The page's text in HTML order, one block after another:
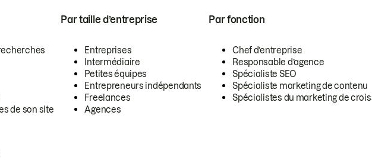
de son site
Par taille d’entreprise
Entreprises
Intermédiaire
Petites équipes
Entrepreneurs indépendants
Freelances
Agences
Par fonction
Chef d’entreprise
Responsable d’agence
Spécialiste SEO
Spécialiste marketing de contenu
Spécialistes du marketing de